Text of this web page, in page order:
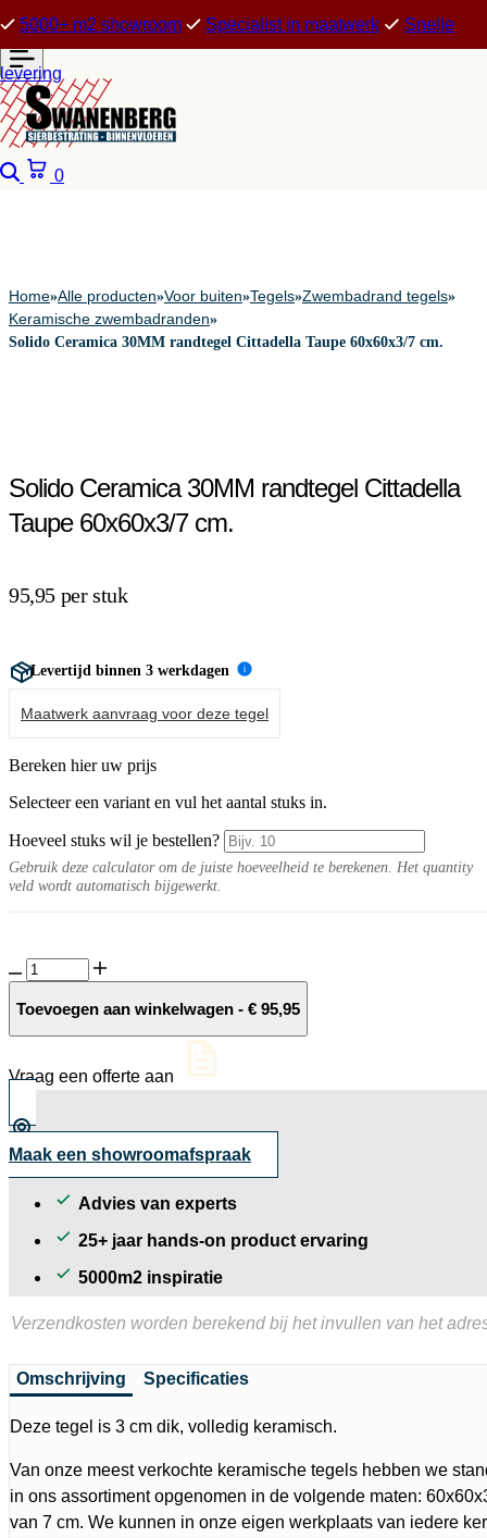
5000+ m2 showroom Specialist in maatwerk Snelle
levering
Zoeken
0
Home»Alle producten»Voor buiten»Tegels»Zwembadrand tegels»
Keramische zwembadranden»
Solido Ceramica 30MM randtegel Cittadella Taupe 60x60x3/7 cm.
Solido Ceramica 30MM randtegel Cittadella
Taupe 60x60x3/7 cm.
95,95 per stuk
Levertijd binnen 3 werkdagen i
Maatwerk aanvraag voor deze tegel
Bereken hier uw prijs
Selecteer een variant en vul het aantal stuks in.
Hoeveel stuks wil je bestellen?
Gebruik deze calculator om de juiste hoeveelheid te berekenen. Het quantity
veld wordt automatisch bijgewerkt.
Solido
Ceramica
30MM
60x60x3/7
aantal
Toevoegen aan winkelwagen - € 95,95
Vraag een offerte aan
Maak een showroomafspraak
Advies van experts
25+ jaar hands-on product ervaring
5000m2 inspiratie
Verzendkosten worden berekend bij het invullen van het
Omschrijving Specificaties
Deze tegel is 3 cm dik, volledig keramisch.
Van onze meest verkochte keramische tegels hebben we
in ons assortiment opgenomen in de volgende maten:
van 7 cm. We kunnen in onze eigen werkplaats van iedere